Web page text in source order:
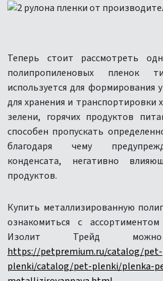
Теперь стоит рассмотреть
полипропиленовых пленок
используется для формирования
для хранения и транспортировки
зелени, горячих продуктов
способен пропускать
благодаря чему
конденсата, негативно
продуктов.
Купить металлизированную
ознакомиться с
Изолит Трейд
https://petpremium.ru/catalog/
plenki/catalog/pet-plenki/plenka-